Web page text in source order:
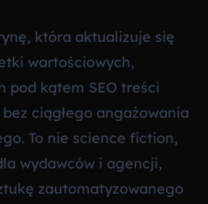
która aktualizuje się
wartościowych,
pod kątem SEO treści
ciągłego angażowania
To nie science fiction,
wydawców i agencji,
zautomatyzowanego